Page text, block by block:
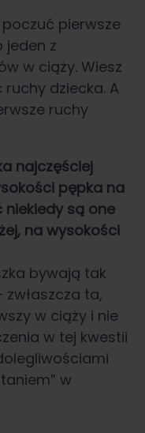
pierwsze
jeden z
w ciąży. Wiesz
dziecka. A
ruchy
najczęściej
pępka na
są one
na wysokości
bywają tak
ta,
w ciąży i nie
w tej kwestii
w